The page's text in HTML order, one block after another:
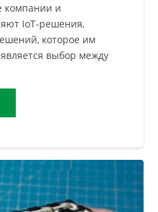
компании и
IoT-решения,
которое им
выбор между